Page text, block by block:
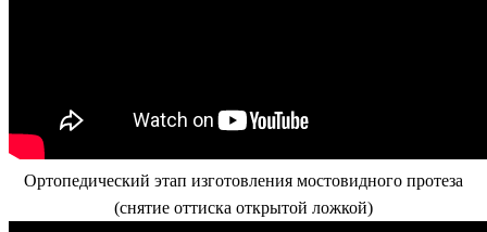
Ортопедический этап изготовления мостовидного протеза
(снятие оттиска открытой ложкой)